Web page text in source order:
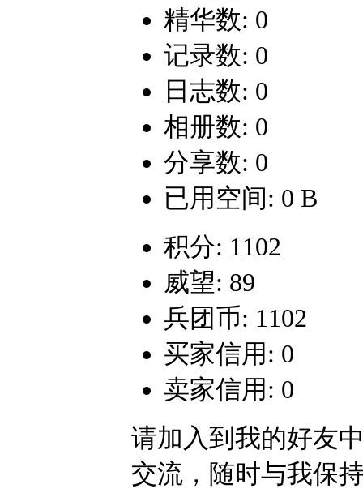
精华数: 0
记录数: 0
日志数: 0
相册数: 0
分享数: 0
已用空间: 0 B
积分: 1102
威望: 89
兵团币: 1102
买家信用: 0
卖家信用: 0
请加入到我的好友
交流，随时与我保